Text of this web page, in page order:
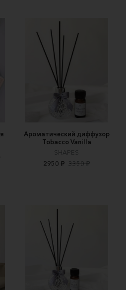
Ароматический диффузор
Tobacco Vanilla
SHAPES
2950 ₽ 3350 ₽